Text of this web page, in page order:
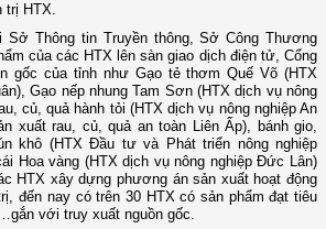
trị HTX.
Thông tin Truyền thông, Sở Công Thương
của các HTX lên sàn giao dịch điện tử, Cổng
gốc của tỉnh như Gạo tẻ thơm Quế Võ (HTX
Gạo nếp nhung Tam Sơn (HTX dịch vụ nông
củ, quả hành tỏi (HTX dịch vụ nông nghiệp An
xuất rau, củ, quả an toàn Liên Ấp), bánh gio,
khô (HTX Đầu tư và Phát triển nông nghiệp
Hoa vàng (HTX dịch vụ nông nghiệp Đức Lân)
HTX xây dựng phương án sản xuất hoạt động
đến nay có trên 30 HTX có sản phẩm đạt tiêu
với truy xuất nguồn gốc.